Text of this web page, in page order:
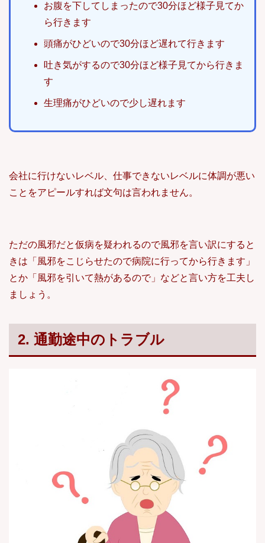
お腹を下してしまったので30分ほど様子見てか
ら行きます
頭痛がひどいので30分ほど遅れて行きます
吐き気がするので30分ほど様子見てから行きま
す
生理痛がひどいので少し遅れます
会社に行けないレベル、仕事できないレベルに体調が悪い
ことをアピールすれば文句は言われません。
ただの風邪だと仮病を疑われるので風邪を言い訳にすると
きは「風邪をこじらせたので病院に行ってから行きます」
とか「風邪を引いて熱があるので」などと言い方を工夫し
ましょう。
2. 通勤途中のトラブル